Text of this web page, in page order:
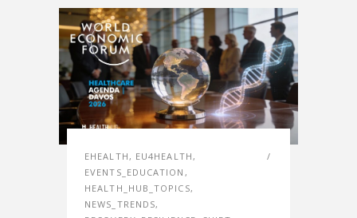
EHEALTH, EU4HEALTH,
EVENTS_EDUCATION ,
HEALTH_HUB_TOPICS,
NEWS_TRENDS,